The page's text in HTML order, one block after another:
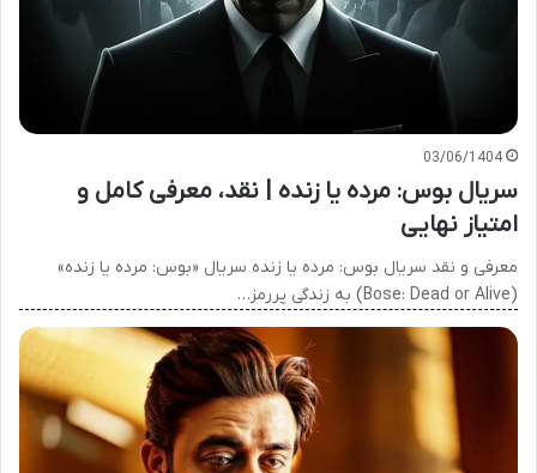
03/06/1404
سریال بوس: مرده یا زنده | نقد، معرفی کامل و
امتیاز نهایی
معرفی و نقد سریال بوس: مرده یا زنده سریال «بوس: مرده یا زنده»
(Bose: Dead or Alive) به زندگی پررمز…